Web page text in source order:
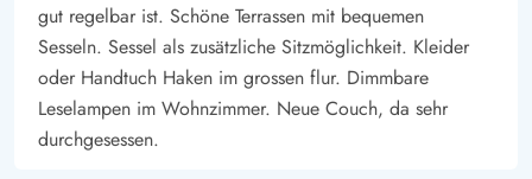
gut regelbar ist. Schöne Terrassen mit bequemen
Sesseln. Sessel als zusätzliche Sitzmöglichkeit. Kleider
oder Handtuch Haken im grossen flur. Dimmbare
Leselampen im Wohnzimmer. Neue Couch, da sehr
durchgesessen.